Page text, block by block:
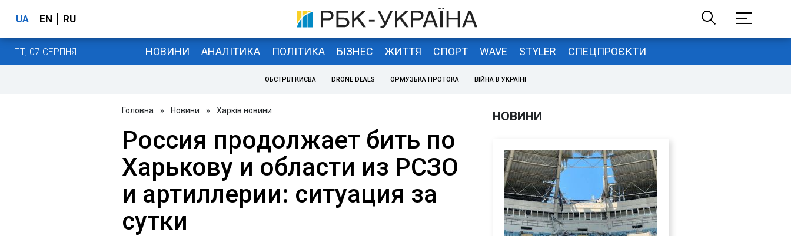
UA EN RU
ПТ, 07 СЕРПНЯ НОВИНИ АНАЛІТИКА ПОЛІТИКА БІЗНЕС ЖИТТЯ СПОРТ WAVE STYLER СПЕЦПРОЄКТИ
ОБСТРІЛ КИЄВА DRONE DEALS ОРМУЗЬКА ПРОТОКА ВІЙНА В УКРАЇНІ
Головна » Новини » Харків новини
Россия продолжает бить по
Харькову и области из РСЗО
и артиллерии: ситуация за
сутки
НОВИНИ